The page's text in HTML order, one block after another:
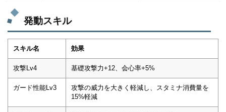
発動スキル
スキル名 効果
攻撃Lv4 基礎攻撃力+12、会心率+5%
ガード性能Lv3
攻撃の威力を大きく軽減し、スタミナ消費量を
15%軽減